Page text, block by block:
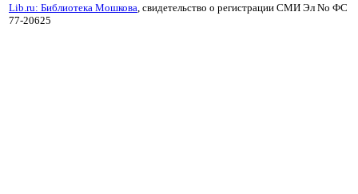
Lib.ru: Библиотека Мошкова , свидетельство о регистрации СМИ Эл No ФС
77-20625